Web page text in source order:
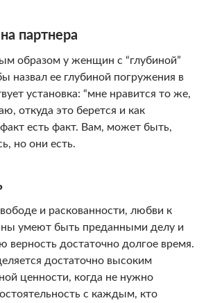
партнера
образом у женщин с “глубиной”
назвал ее глубиной погружения в
установка: “мне нравится то же,
откуда это берется и как
есть факт. Вам, может быть,
но они есть.
и раскованности, любви к
умеют быть преданными делу и
верность достаточно долгое время.
достаточно высоким
ценности, когда не нужно
с каждым, кто